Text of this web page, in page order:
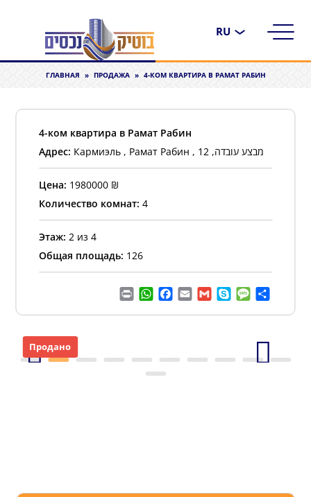
Выбрать
ГЛАВНАЯ » ПРОДАЖА » 4-КОМ КВАРТИРА В РАМАТ РАБИН
4-ком квартира в Рамат Рабин
Адрес:
Кармиэль , Рамат Рабин , מבצע עובדה, 12
Цена: 1980000 ₪
Количество комнат: 4
Этаж: 2 из 4
Общая площадь: 126
PrintWhatsApp
Facebook
EmailGmailSkypeMessage
Продано